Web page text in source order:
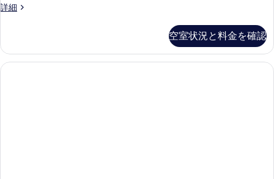
詳細
フ
ー
4
人
空室状況と料金を確認